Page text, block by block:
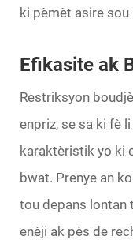
ki pèmèt asire sou
Efikasite ak
Restriksyon
enpriz, se sa ki fè
karaktèristik yo ki
bwat. Prenye an
tou depans lontan
enèji ak pès de